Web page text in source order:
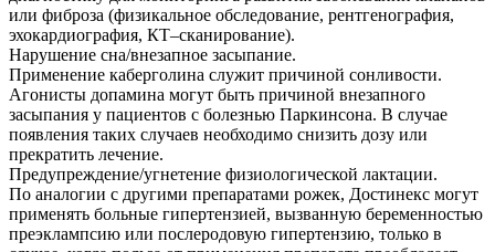
или фиброза (физикальное обследование, рентгенография,
эхокардиография, КТ–сканирование).
Нарушение сна/внезапное засыпание.
Применение каберголина служит причиной сонливости.
Агонисты допамина могут быть причиной внезапного
засыпания у пациентов с болезнью Паркинсона. В случае
появления таких случаев необходимо снизить дозу или
прекратить лечение.
Предупреждение/угнетение физиологической лактации.
По аналогии с другими препаратами рожек, Достинекс могут
применять больные гипертензией, вызванную беременностью
преэклампсию или послеродовую гипертензию, только в